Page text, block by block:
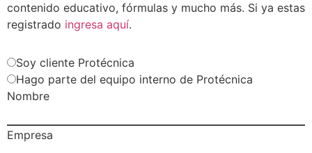
contenido educativo, fórmulas y mucho más. Si ya estas
registrado ingresa aquí.
Soy cliente Protécnica
Hago parte del equipo interno de Protécnica
Nombre
Empresa